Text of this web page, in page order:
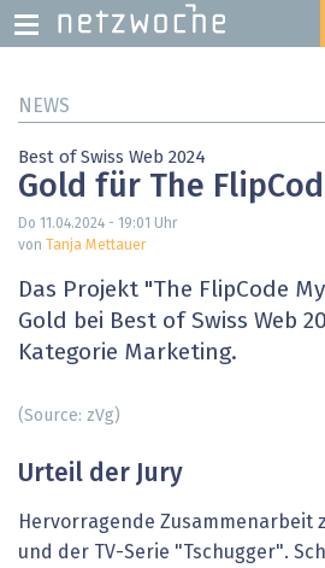
zumNEWS
Best of Swiss Web 2024
Gold für The
Do 11.04.2024 - 19:01 Uhr
von
Tanja Mettauer
Das Projekt "The FlipCode
Gold bei Best of Swiss Web
Kategorie Marketing.
(Source: zVg)
Urteil der Jury
Hervorragende Zusammenarbeit
und der TV-Serie "Tschugger".